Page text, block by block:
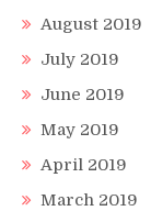
August 2019
July 2019
June 2019
May 2019
April 2019
March 2019